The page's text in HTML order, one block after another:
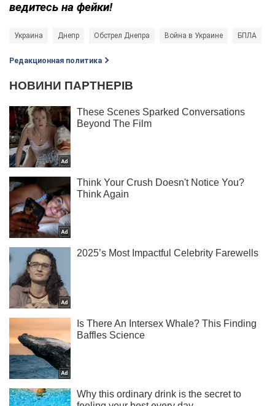
ведитесь на фейки!
Украина Днепр Обстрел Днепра Война в Украине БПЛА
Редакционная политика